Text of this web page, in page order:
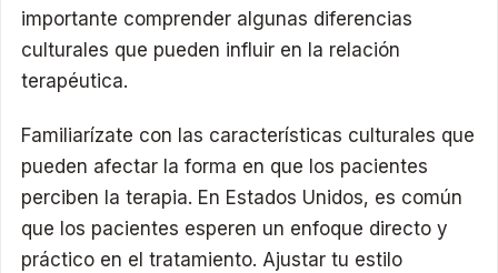
importante comprender algunas diferencias
culturales que pueden influir en la relación
terapéutica.
Familiarízate con las características culturales que
pueden afectar la forma en que los pacientes
perciben la terapia. En Estados Unidos, es común
que los pacientes esperen un enfoque directo y
práctico en el tratamiento. Ajustar tu estilo